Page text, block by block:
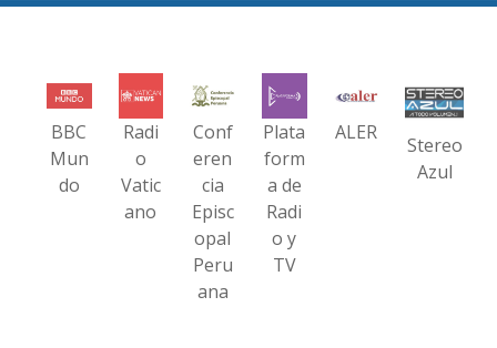
BBC
Mun
do
Radi
o
Vatic
ano
Conf
eren
cia
Episc
opal
Peru
ana
Plata
form
a de
Radi
o y
TV
ALER
Stereo
Azul